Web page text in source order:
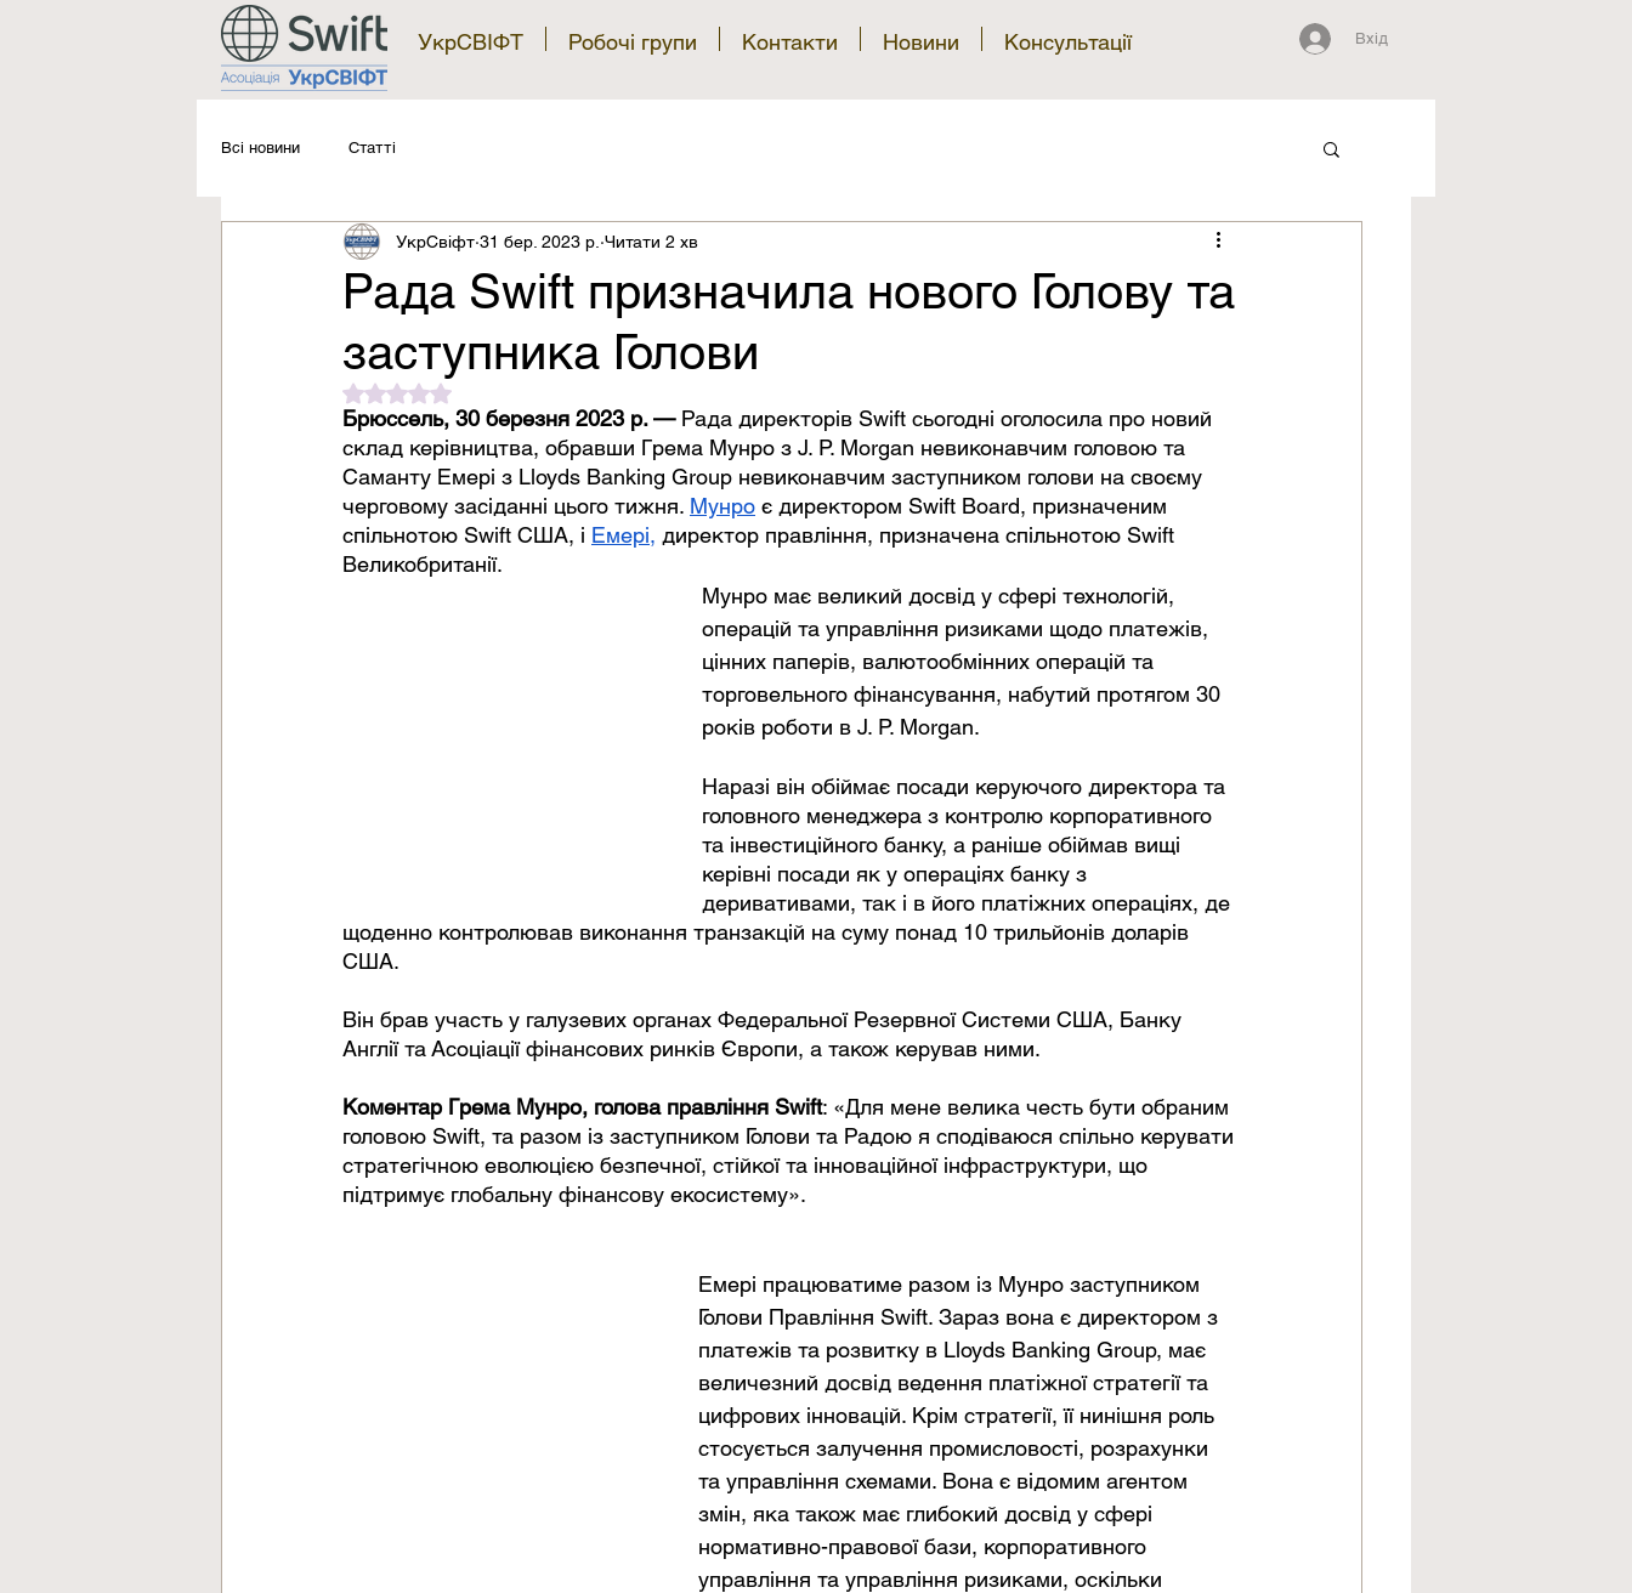
УкрСВІФТ Робочі групи Контакти Новини Консультації Вхід
Всі новини Статті
Рада Swift призначила нового Голову та
заступника Голови
УкрСвіфт 31 бер. 2023 р. Читати 2 хв
Оцінка: NaN з 5 зірок.
Брюссель, 30 березня 2023 р. — Рада директорів Swift сьогодні оголосила про новий
склад керівництва, обравши Грема Мунро з J. P. Morgan невиконавчим головою та
Саманту Емері з Lloyds Banking Group невиконавчим заступником голови на своєму
черговому засіданні цього тижня. Мунро є директором Swift Board, призначеним
спільнотою Swift США, і Емері, директор правління, призначена спільнотою Swift
Великобританії.
Мунро має великий досвід у сфері технологій,
операцій та управління ризиками щодо платежів,
цінних паперів, валютообмінних операцій та
торговельного фінансування, набутий протягом 30
років роботи в J. P. Morgan.
Наразі він обіймає посади керуючого директора та
головного менеджера з контролю корпоративного
та інвестиційного банку, а раніше обіймав вищі
керівні посади як у операціях банку з
деривативами, так і в його платіжних операціях, де
щоденно контролював виконання транзакцій на суму понад 10 трильйонів доларів
США.
Він брав участь у галузевих органах Федеральної Резервної Системи США, Банку
Англії та Асоціації фінансових ринків Європи, а також керував ними.
Коментар Грема Мунро, голова правління Swift: «Для мене велика честь бути обраним
головою Swift, та разом із заступником Голови та Радою я сподіваюся спільно керувати
стратегічною еволюцією безпечної, стійкої та інноваційної інфраструктури, що
підтримує глобальну фінансову екосистему».
Емері працюватиме разом із Мунро заступником
Голови Правління Swift. Зараз вона є директором з
платежів та розвитку в Lloyds Banking Group, має
величезний досвід ведення платіжної стратегії та
цифрових інновацій. Крім стратегії, її нинішня роль
стосується залучення промисловості, розрахунки
та управління схемами. Вона є відомим агентом
змін, яка також має глибокий досвід у сфері
нормативно-правової бази, корпоративного
управління та управління ризиками, оскільки